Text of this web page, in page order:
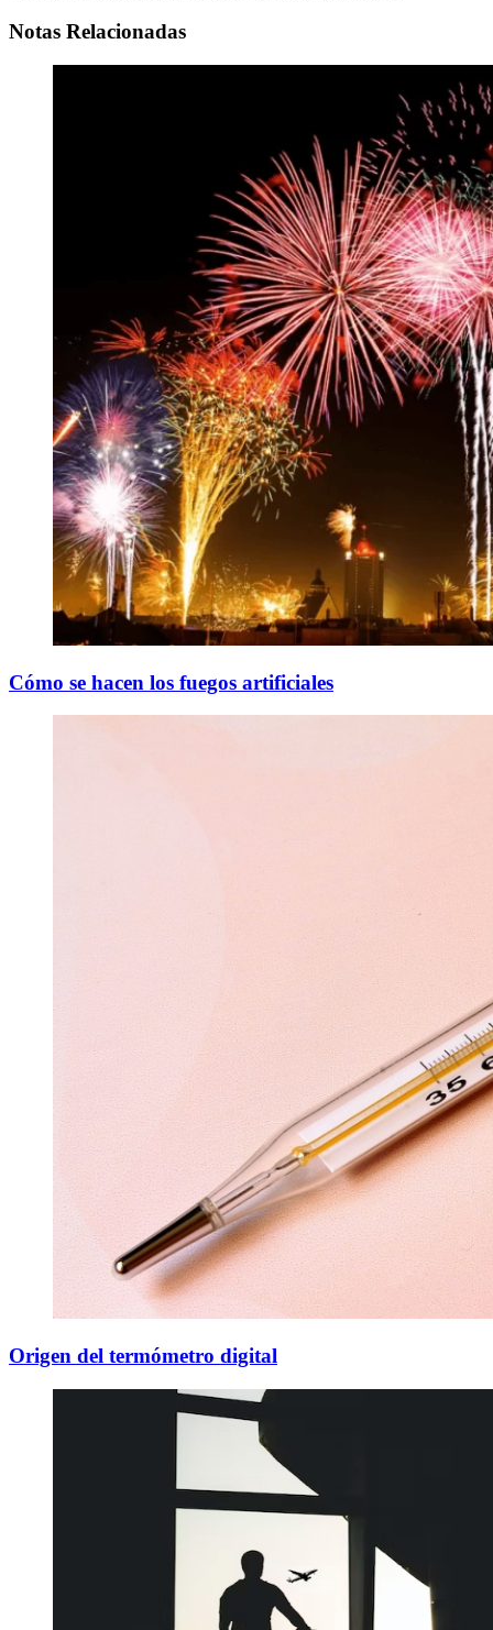
Notas Relacionadas
Cómo se hacen los fuegos artificiales
Origen del termómetro digital